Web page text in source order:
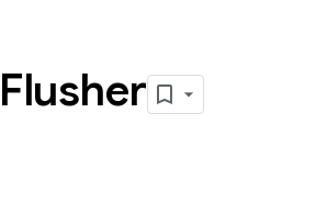
Flusher